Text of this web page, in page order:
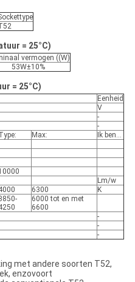
= 25°C)
vermogen ((W)
53W±10%
= 25°C)
Eenheid
V
-
-
Max:
Ik ben...
Lm/w
6300
K
6000 tot en met
6600
-
-
-
met andere soorten T52,
enzovoort